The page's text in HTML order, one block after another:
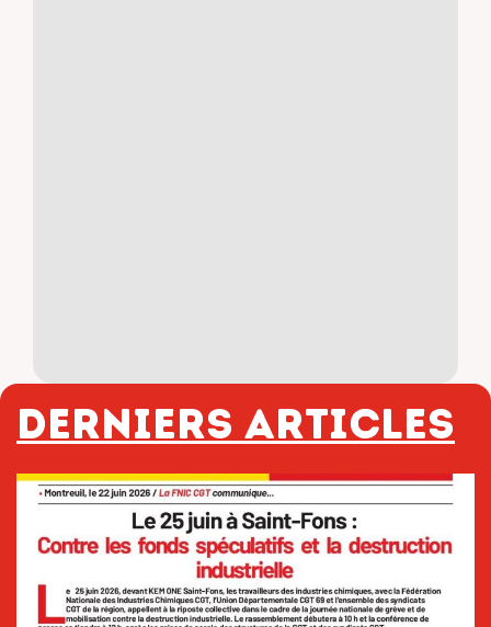
Derniers articles